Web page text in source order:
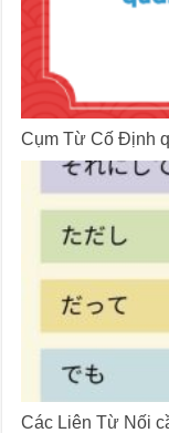
Cụm Từ Cố Định
Các Liên Từ Nối